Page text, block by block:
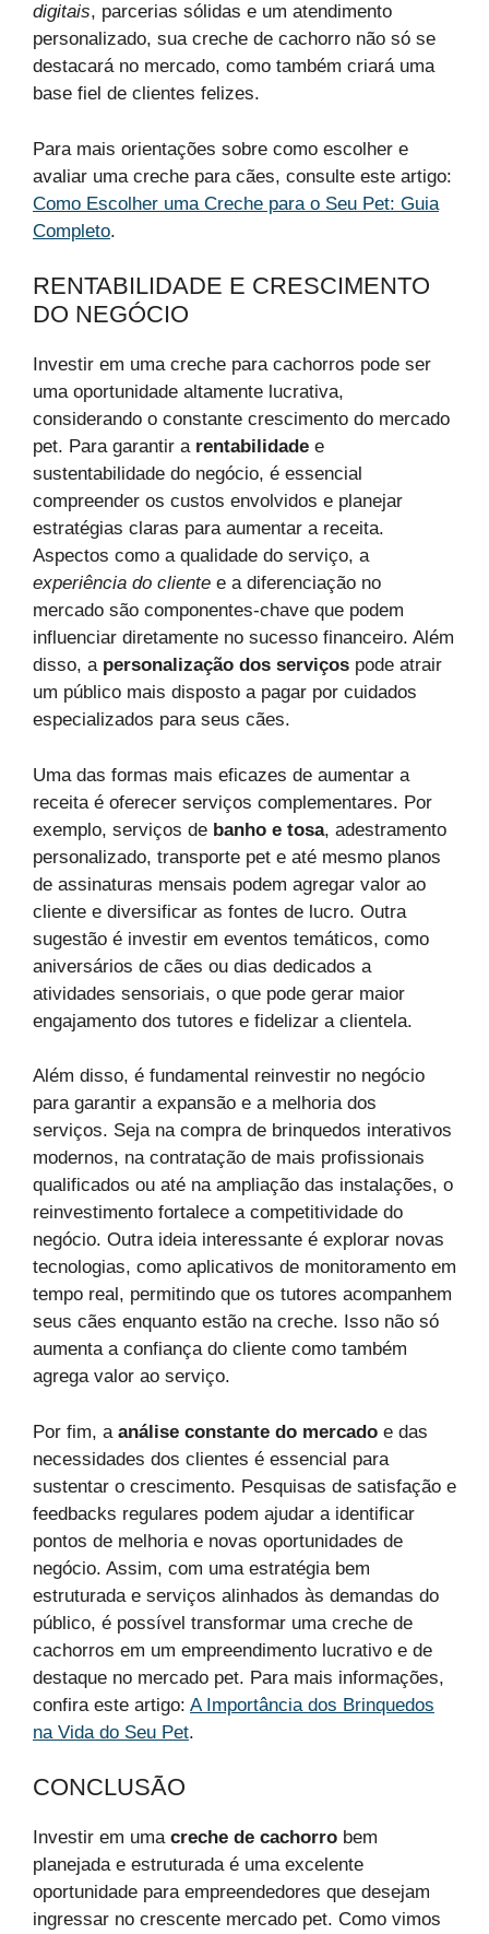
digitais, parcerias sólidas e um atendimento
personalizado, sua creche de cachorro não só se
destacará no mercado, como também criará uma
base fiel de clientes felizes.
Para mais orientações sobre como escolher e
avaliar uma creche para cães, consulte este artigo:
Como Escolher uma Creche para o Seu Pet: Guia
Completo.
RENTABILIDADE E CRESCIMENTO
DO NEGÓCIO
Investir em uma creche para cachorros pode ser
uma oportunidade altamente lucrativa,
considerando o constante crescimento do mercado
pet. Para garantir a rentabilidade e
sustentabilidade do negócio, é essencial
compreender os custos envolvidos e planejar
estratégias claras para aumentar a receita.
Aspectos como a qualidade do serviço, a
experiência do cliente e a diferenciação no
mercado são componentes-chave que podem
influenciar diretamente no sucesso financeiro. Além
disso, a personalização dos serviços pode atrair
um público mais disposto a pagar por cuidados
especializados para seus cães.
Uma das formas mais eficazes de aumentar a
receita é oferecer serviços complementares. Por
exemplo, serviços de banho e tosa, adestramento
personalizado, transporte pet e até mesmo planos
de assinaturas mensais podem agregar valor ao
cliente e diversificar as fontes de lucro. Outra
sugestão é investir em eventos temáticos, como
aniversários de cães ou dias dedicados a
atividades sensoriais, o que pode gerar maior
engajamento dos tutores e fidelizar a clientela.
Além disso, é fundamental reinvestir no negócio
para garantir a expansão e a melhoria dos
serviços. Seja na compra de brinquedos interativos
modernos, na contratação de mais profissionais
qualificados ou até na ampliação das instalações, o
reinvestimento fortalece a competitividade do
negócio. Outra ideia interessante é explorar novas
tecnologias, como aplicativos de monitoramento em
tempo real, permitindo que os tutores acompanhem
seus cães enquanto estão na creche. Isso não só
aumenta a confiança do cliente como também
agrega valor ao serviço.
Por fim, a análise constante do mercado e das
necessidades dos clientes é essencial para
sustentar o crescimento. Pesquisas de satisfação e
feedbacks regulares podem ajudar a identificar
pontos de melhoria e novas oportunidades de
negócio. Assim, com uma estratégia bem
estruturada e serviços alinhados às demandas do
público, é possível transformar uma creche de
cachorros em um empreendimento lucrativo e de
destaque no mercado pet. Para mais informações,
confira este artigo: A Importância dos Brinquedos
na Vida do Seu Pet.
CONCLUSÃO
Investir em uma creche de cachorro bem
planejada e estruturada é uma excelente
oportunidade para empreendedores que desejam
ingressar no crescente mercado pet. Como vimos